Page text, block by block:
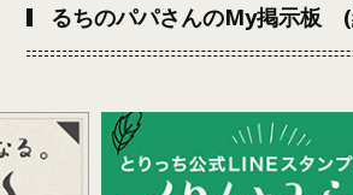
るちのパパさんのMy掲示板